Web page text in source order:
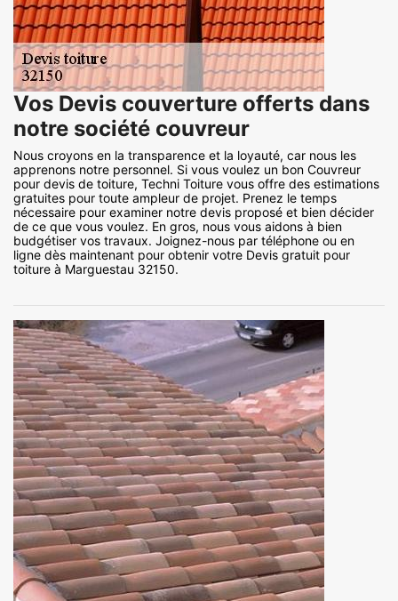
Vos Devis couverture offerts dans
notre société couvreur
Nous croyons en la transparence et la loyauté, car nous les
apprenons notre personnel. Si vous voulez un bon Couvreur
pour devis de toiture, Techni Toiture vous offre des estimations
gratuites pour toute ampleur de projet. Prenez le temps
nécessaire pour examiner notre devis proposé et bien décider
de ce que vous voulez. En gros, nous vous aidons à bien
budgétiser vos travaux. Joignez-nous par téléphone ou en
ligne dès maintenant pour obtenir votre Devis gratuit pour
toiture à Marguestau 32150.